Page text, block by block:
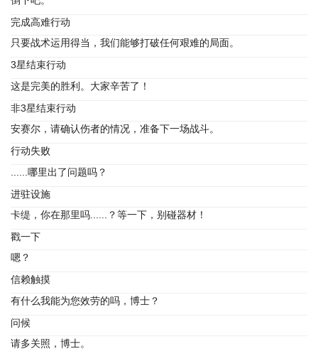
完成高难行动
只要战术运用得当，我们能够打破任何艰难的局面。
3星结束行动
这是完美的胜利。大家辛苦了！
非3星结束行动
安赛尔，请确认伤者的情况，准备下一场战斗。
行动失败
......哪里出了问题吗？
进驻设施
卡缇，你在那里吗......？等一下，别碰器材！
戳一下
嗯？
信赖触摸
有什么我能为您效劳的吗，博士？
问候
请多关照，博士。